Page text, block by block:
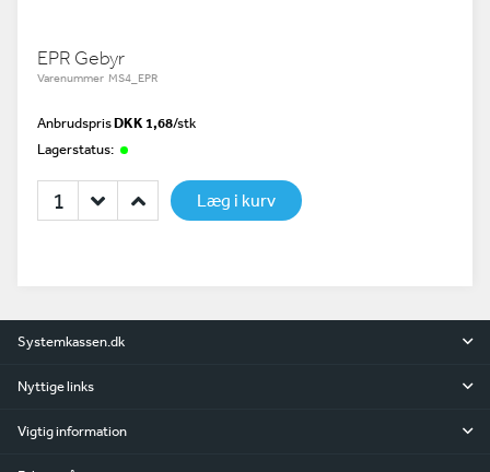
EPR Gebyr
Varenummer MS4_EPR
AnbrudsprisDKK 1,68/stk
Lagerstatus:
Læg i kurv
Systemkassen.dk
Nyttige links
Vigtig information